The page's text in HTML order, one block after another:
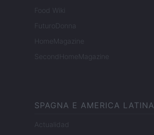
Food Wiki
FuturoDonna
HomeMagazine
SecondHomeMagazine
SPAGNA E AMERICA LATINA
Actualidad